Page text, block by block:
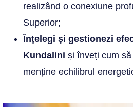
realizând o conexiune
Superior;
Înțelegi și gestionezi
Kundalini și înveți cum
menține echilibrul